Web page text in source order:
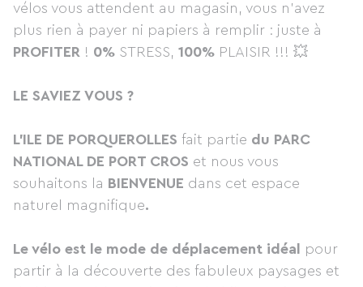
vélos vous attendent au magasin, vous n'avez
plus rien à payer ni papiers à remplir : juste à
PROFITER ! 0% STRESS, 100% PLAISIR !!! 💥
LE SAVIEZ VOUS ?
L'ILE DE PORQUEROLLES fait partie du PARC
NATIONAL DE PORT CROS et nous vous
souhaitons la BIENVENUE dans cet espace
naturel magnifique.
Le vélo est le mode de déplacement idéal
pour
partir à la découverte des fabuleux paysages et